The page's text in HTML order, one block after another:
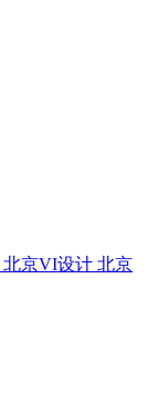
北京VI设计 北京